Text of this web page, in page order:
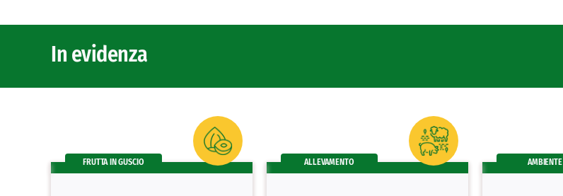
In evidenza
FRUTTA IN GUSCIO ALLEVAMENTO AMBIENTE